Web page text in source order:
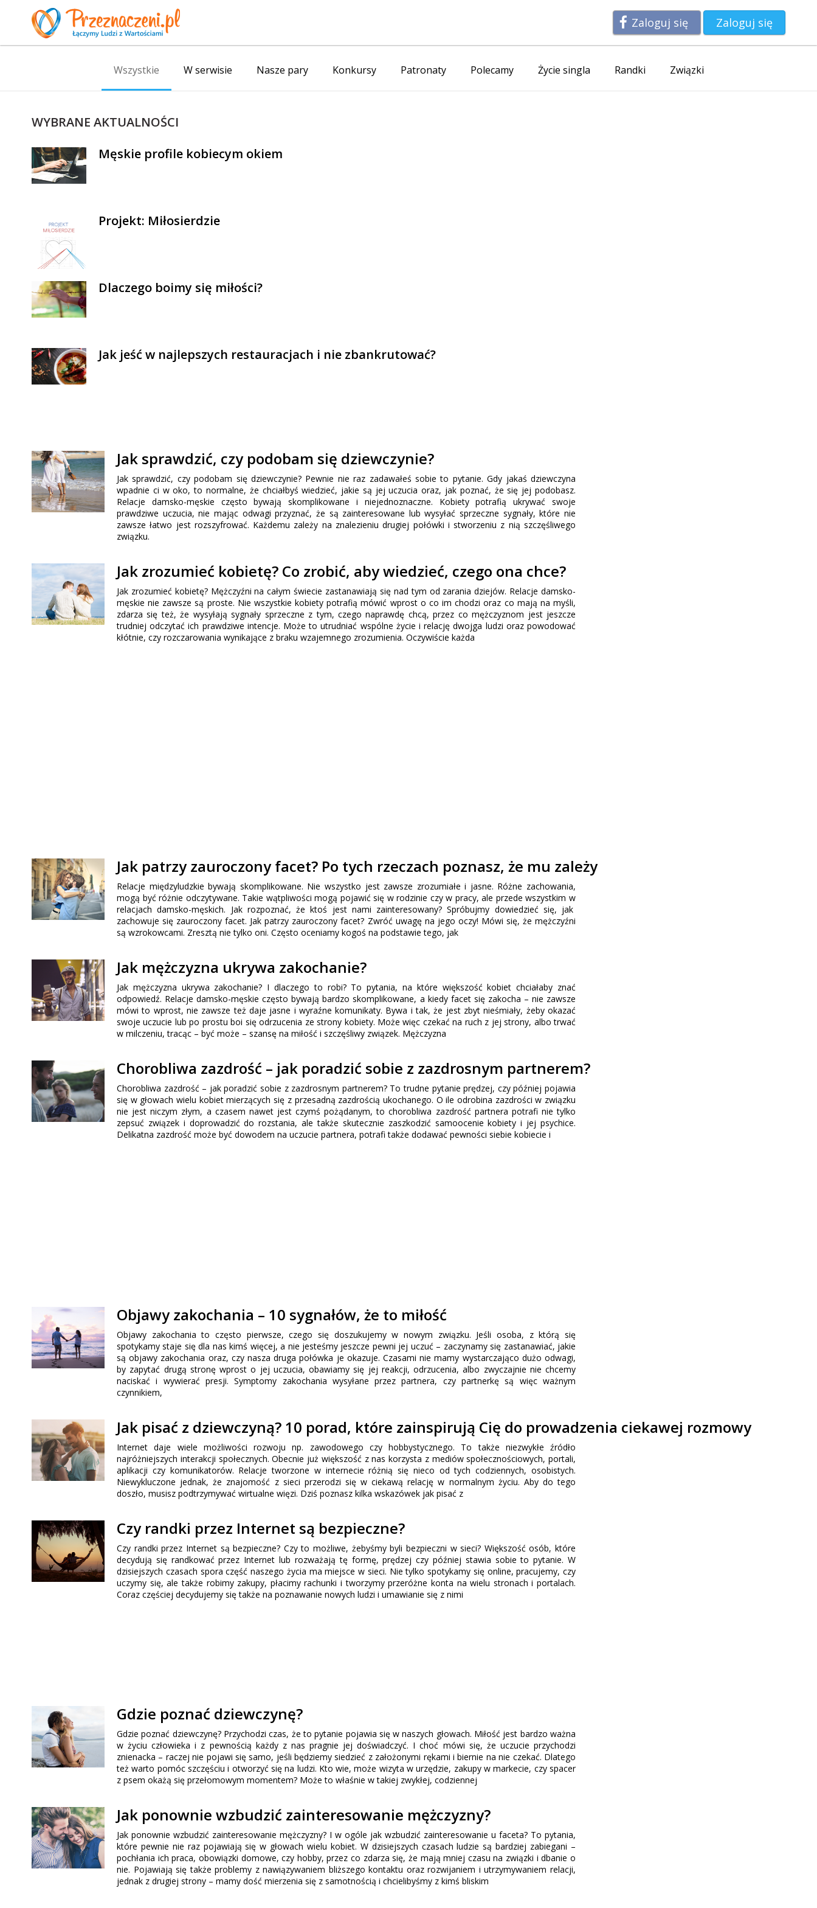
Zaloguj się Zaloguj się
Wszystkie W serwisie Nasze pary Konkursy Patronaty Polecamy Życie singla Randki Związki
WYBRANE AKTUALNOŚCI
Męskie profile kobiecym okiem
Projekt: Miłosierdzie
Dlaczego boimy się miłości?
Jak jeść w najlepszych restauracjach i nie zbankrutować?
Jak sprawdzić, czy podobam się dziewczynie?
Jak sprawdzić, czy podobam się dziewczynie? Pewnie nie raz zadawałeś sobie to pytanie. Gdy jakaś dziewczyna
wpadnie ci w oko, to normalne, że chciałbyś wiedzieć, jakie są jej uczucia oraz, jak poznać, że się jej podobasz.
Relacje damsko-męskie często bywają skomplikowane i niejednoznaczne. Kobiety potrafią ukrywać swoje
prawdziwe uczucia, nie mając odwagi przyznać, że są zainteresowane lub wysyłać sprzeczne sygnały, które nie
zawsze łatwo jest rozszyfrować. Każdemu zależy na znalezieniu drugiej połówki i stworzeniu z nią szczęśliwego
związku.
Jak zrozumieć kobietę? Co zrobić, aby wiedzieć, czego ona chce?
Jak zrozumieć kobietę? Mężczyźni na całym świecie zastanawiają się nad tym od zarania dziejów. Relacje damsko-
męskie nie zawsze są proste. Nie wszystkie kobiety potrafią mówić wprost o co im chodzi oraz co mają na myśli,
zdarza się też, że wysyłają sygnały sprzeczne z tym, czego naprawdę chcą, przez co mężczyznom jest jeszcze
trudniej odczytać ich prawdziwe intencje. Może to utrudniać wspólne życie i relację dwojga ludzi oraz powodować
kłótnie, czy rozczarowania wynikające z braku wzajemnego zrozumienia. Oczywiście każda
Jak patrzy zauroczony facet? Po tych rzeczach poznasz, że mu zależy
Relacje międzyludzkie bywają skomplikowane. Nie wszystko jest zawsze zrozumiałe i jasne. Różne zachowania,
mogą być różnie odczytywane. Takie wątpliwości mogą pojawić się w rodzinie czy w pracy, ale przede wszystkim w
relacjach damsko-męskich. Jak rozpoznać, że ktoś jest nami zainteresowany? Spróbujmy dowiedzieć się, jak
zachowuje się zauroczony facet. Jak patrzy zauroczony facet? Zwróć uwagę na jego oczy! Mówi się, że mężczyźni
są wzrokowcami. Zresztą nie tylko oni. Często oceniamy kogoś na podstawie tego, jak
Jak mężczyzna ukrywa zakochanie?
Jak mężczyzna ukrywa zakochanie? I dlaczego to robi? To pytania, na które większość kobiet chciałaby znać
odpowiedź. Relacje damsko-męskie często bywają bardzo skomplikowane, a kiedy facet się zakocha – nie zawsze
mówi to wprost, nie zawsze też daje jasne i wyraźne komunikaty. Bywa i tak, że jest zbyt nieśmiały, żeby okazać
swoje uczucie lub po prostu boi się odrzucenia ze strony kobiety. Może więc czekać na ruch z jej strony, albo trwać
w milczeniu, tracąc – być może – szansę na miłość i szczęśliwy związek. Mężczyzna
Chorobliwa zazdrość – jak poradzić sobie z zazdrosnym partnerem?
Chorobliwa zazdrość – jak poradzić sobie z zazdrosnym partnerem? To trudne pytanie prędzej, czy później pojawia
się w głowach wielu kobiet mierzących się z przesadną zazdrością ukochanego. O ile odrobina zazdrości w związku
nie jest niczym złym, a czasem nawet jest czymś pożądanym, to chorobliwa zazdrość partnera potrafi nie tylko
zepsuć związek i doprowadzić do rozstania, ale także skutecznie zaszkodzić samoocenie kobiety i jej psychice.
Delikatna zazdrość może być dowodem na uczucie partnera, potrafi także dodawać pewności siebie kobiecie i
Objawy zakochania – 10 sygnałów, że to miłość
Objawy zakochania to często pierwsze, czego się doszukujemy w nowym związku. Jeśli osoba, z którą się
spotykamy staje się dla nas kimś więcej, a nie jesteśmy jeszcze pewni jej uczuć – zaczynamy się zastanawiać, jakie
są objawy zakochania oraz, czy nasza druga połówka je okazuje. Czasami nie mamy wystarczająco dużo odwagi,
by zapytać drugą stronę wprost o jej uczucia, obawiamy się jej reakcji, odrzucenia, albo zwyczajnie nie chcemy
naciskać i wywierać presji. Symptomy zakochania wysyłane przez partnera, czy partnerkę są więc ważnym
czynnikiem,
Jak pisać z dziewczyną? 10 porad, które zainspirują Cię do prowadzenia ciekawej rozmowy
Internet daje wiele możliwości rozwoju np. zawodowego czy hobbystycznego. To także niezwykłe źródło
najróżniejszych interakcji społecznych. Obecnie już większość z nas korzysta z mediów społecznościowych, portali,
aplikacji czy komunikatorów. Relacje tworzone w internecie różnią się nieco od tych codziennych, osobistych.
Niewykluczone jednak, że znajomość z sieci przerodzi się w ciekawą relację w normalnym życiu. Aby do tego
doszło, musisz podtrzymywać wirtualne więzi. Dziś poznasz kilka wskazówek jak pisać z
Czy randki przez Internet są bezpieczne?
Czy randki przez Internet są bezpieczne? Czy to możliwe, żebyśmy byli bezpieczni w sieci? Większość osób, które
decydują się randkować przez Internet lub rozważają tę formę, prędzej czy później stawia sobie to pytanie. W
dzisiejszych czasach spora część naszego życia ma miejsce w sieci. Nie tylko spotykamy się online, pracujemy, czy
uczymy się, ale także robimy zakupy, płacimy rachunki i tworzymy przeróżne konta na wielu stronach i portalach.
Coraz częściej decydujemy się także na poznawanie nowych ludzi i umawianie się z nimi
Gdzie poznać dziewczynę?
Gdzie poznać dziewczynę? Przychodzi czas, że to pytanie pojawia się w naszych głowach. Miłość jest bardzo ważna
w życiu człowieka i z pewnością każdy z nas pragnie jej doświadczyć. I choć mówi się, że uczucie przychodzi
znienacka – raczej nie pojawi się samo, jeśli będziemy siedzieć z założonymi rękami i biernie na nie czekać. Dlatego
też warto pomóc szczęściu i otworzyć się na ludzi. Kto wie, może wizyta w urzędzie, zakupy w markecie, czy spacer
z psem okażą się przełomowym momentem? Może to właśnie w takiej zwykłej, codziennej
Jak ponownie wzbudzić zainteresowanie mężczyzny?
Jak ponownie wzbudzić zainteresowanie mężczyzny? I w ogóle jak wzbudzić zainteresowanie u faceta? To pytania,
które pewnie nie raz pojawiają się w głowach wielu kobiet. W dzisiejszych czasach ludzie są bardziej zabiegani –
pochłania ich praca, obowiązki domowe, czy hobby, przez co zdarza się, że mają mniej czasu na związki i dbanie o
nie. Pojawiają się także problemy z nawiązywaniem bliższego kontaktu oraz rozwijaniem i utrzymywaniem relacji,
jednak z drugiej strony – mamy dość mierzenia się z samotnością i chcielibyśmy z kimś bliskim